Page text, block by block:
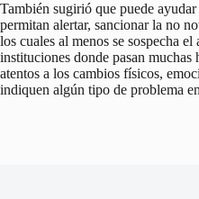
También sugirió que puede
permitan alertar, sancionar la no
los cuales al menos se sospecha
instituciones donde pasan muchas
atentos a los cambios físicos,
indiquen algún tipo de problema